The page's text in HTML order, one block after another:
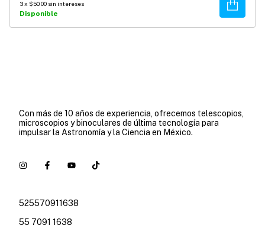
3x $50.00 sin intereses
Disponible
Comprar
Con más de 10 años de experiencia, ofrecemos telescopios,
microscopios y binoculares de última tecnología para
impulsar la Astronomía y la Ciencia en México.
525570911638
55 7091 1638